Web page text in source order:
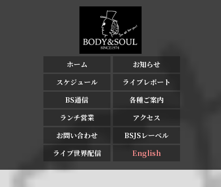
ホーム
お知らせ
スケジュール
ライブレポート
BS通信
各種ご案内
ランチ営業
アクセス
お問い合わせ
BSJSレーベル
ライブ世界配信
English